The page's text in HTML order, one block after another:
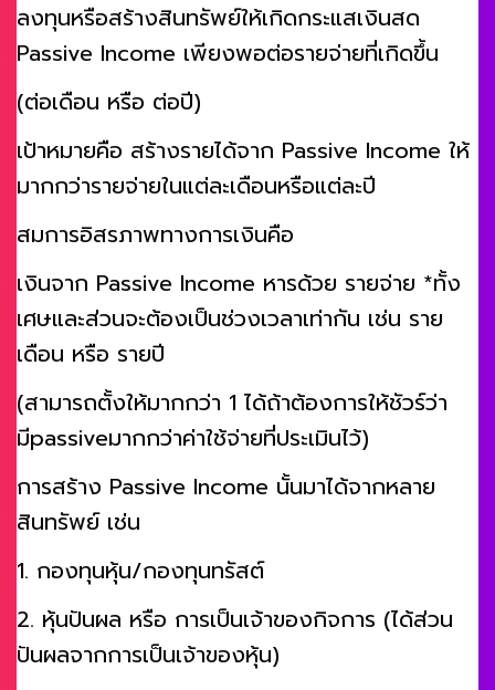
ลงทุนหรือสร้างสินทรัพย์ให้เกิดกระแสเงินสด
Passive Income เพียงพอต่อรายจ่ายที่เกิดขึ้น
(ต่อเดือน หรือ ต่อปี)
เป้าหมายคือ สร้างรายได้จาก Passive Income ให้
มากกว่ารายจ่ายในแต่ละเดือนหรือแต่ละปี
สมการอิสรภาพทางการเงินคือ
เงินจาก Passive Income หารด้วย รายจ่าย *ทั้ง
เศษและส่วนจะต้องเป็นช่วงเวลาเท่ากัน เช่น ราย
เดือน หรือ รายปี
(สามารถตั้งให้มากกว่า 1 ได้ถ้าต้องการให้ชัวร์ว่า
มีpassiveมากกว่าค่าใช้จ่ายที่ประเมินไว้)
การสร้าง Passive Income นั้นมาได้จากหลาย
สินทรัพย์ เช่น
1. กองทุนหุ้น/กองทุนทรัสต์
2. หุ้นปันผล หรือ การเป็นเจ้าของกิจการ (ได้ส่วน
ปันผลจากการเป็นเจ้าของหุ้น)